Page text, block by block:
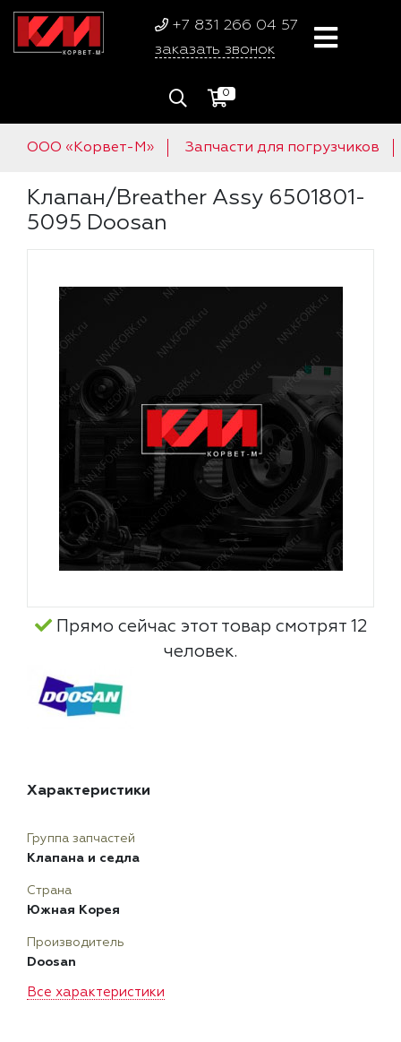
+7 831 266 04 57
заказать звонок
0
ООО «Корвет-М» Запчасти для погрузчиков
Клапан/Breather Assy 6501801-
5095 Doosan
Прямо сейчас этот товар смотрят 12
человек.
Характеристики
Все характеристики
Группа запчастей
Клапана и седла
Страна
Южная Корея
Производитель
Doosan